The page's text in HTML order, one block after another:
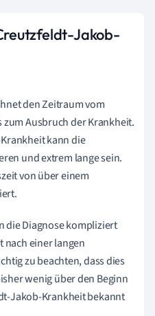
Jakob-
den Zeitraum vom
Ausbruch der Krankheit.
kann die
und extrem lange sein.
von über einem
die Diagnose kompliziert
nach einer langen
zu beachten, dass dies
wenig über den Beginn
Jakob-Krankheit bekannt